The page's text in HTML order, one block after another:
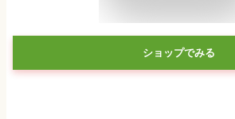
ショップでみる